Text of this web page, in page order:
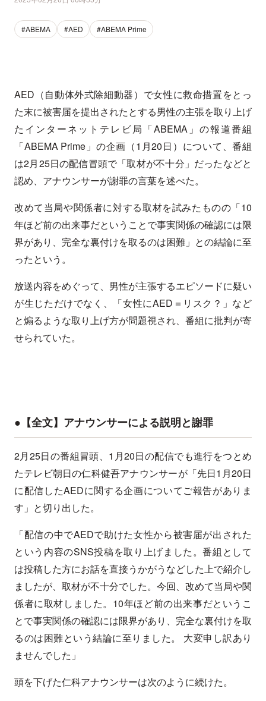
#ABEMA #AED #ABEMA Prime
AED（自動体外式除細動器）で女性に救命措置をとっ
た末に被害届を提出されたとする男性の主張を取り上げ
たインターネットテレビ局「ABEMA」の報道番組
「ABEMA Prime」の企画（1月20日）について、番組
は2月25日の配信冒頭で「取材が不十分」だったなどと
認め、アナウンサーが謝罪の言葉を述べた。
改めて当局や関係者に対する取材を試みたものの「10
年ほど前の出来事だということで事実関係の確認には限
界があり、完全な裏付けを取るのは困難」との結論に至
ったという。
放送内容をめぐって、男性が主張するエピソードに疑い
が生じただけでなく、「女性にAED＝リスク？」など
と煽るような取り上げ方が問題視され、番組に批判が寄
せられていた。
●【全文】アナウンサーによる説明と謝罪
2月25日の番組冒頭、1月20日の配信でも進行をつとめ
たテレビ朝日の仁科健吾アナウンサーが「先日1月20日
に配信したAEDに関する企画についてご報告がありま
す」と切り出した。
「配信の中でAEDで助けた女性から被害届が出された
という内容のSNS投稿を取り上げました。番組として
は投稿した方にお話を直接うかがうなどした上で紹介し
ましたが、取材が不十分でした。今回、改めて当局や関
係者に取材しました。10年ほど前の出来事だというこ
とで事実関係の確認には限界があり、完全な裏付けを取
るのは困難という結論に至りました。 大変申し訳あり
ませんでした」
頭を下げた仁科アナウンサーは次のように続けた。